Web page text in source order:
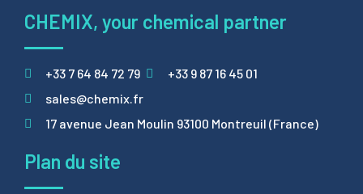
CHEMIX, your chemical partner
+33 7 64 84 72 79
+33 9 87 16 45 01
sales@chemix.fr
17 avenue Jean Moulin 93100 Montreuil (France)
Plan du site